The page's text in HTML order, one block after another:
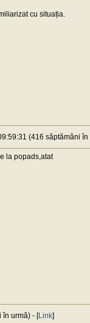
cu situația.
(416 săptămâni în
la popads,atat
în urmă) - [Link]